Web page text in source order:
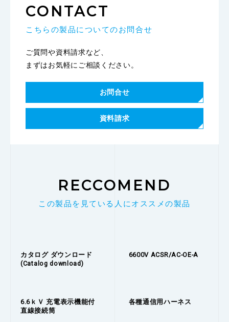
CONTACT
こちらの製品についてのお問合せ
ご質問や資料請求など、
まずはお気軽にご相談ください。
お問合せ
資料請求
RECCOMEND
この製品を見ている人にオススメの製品
カタログ ダウンロード
(Catalog download)
6600V ACSR/AC-OE-A
6.6ｋＶ 充電表示機能付
直線接続筒
各種通信用ハーネス